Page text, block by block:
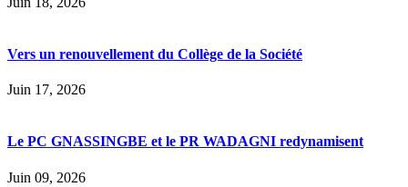
Vers un renouvellement du Collège de la Société
Juin 17, 2026
Le PC GNASSINGBE et le PR WADAGNI redynamisent
Juin 09, 2026